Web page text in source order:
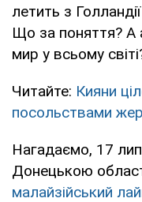
летить з
Що за поняття? А
мир у всьому
Читайте: Кияни
посольствами
Нагадаємо, 17
Донецькою
малайзійський